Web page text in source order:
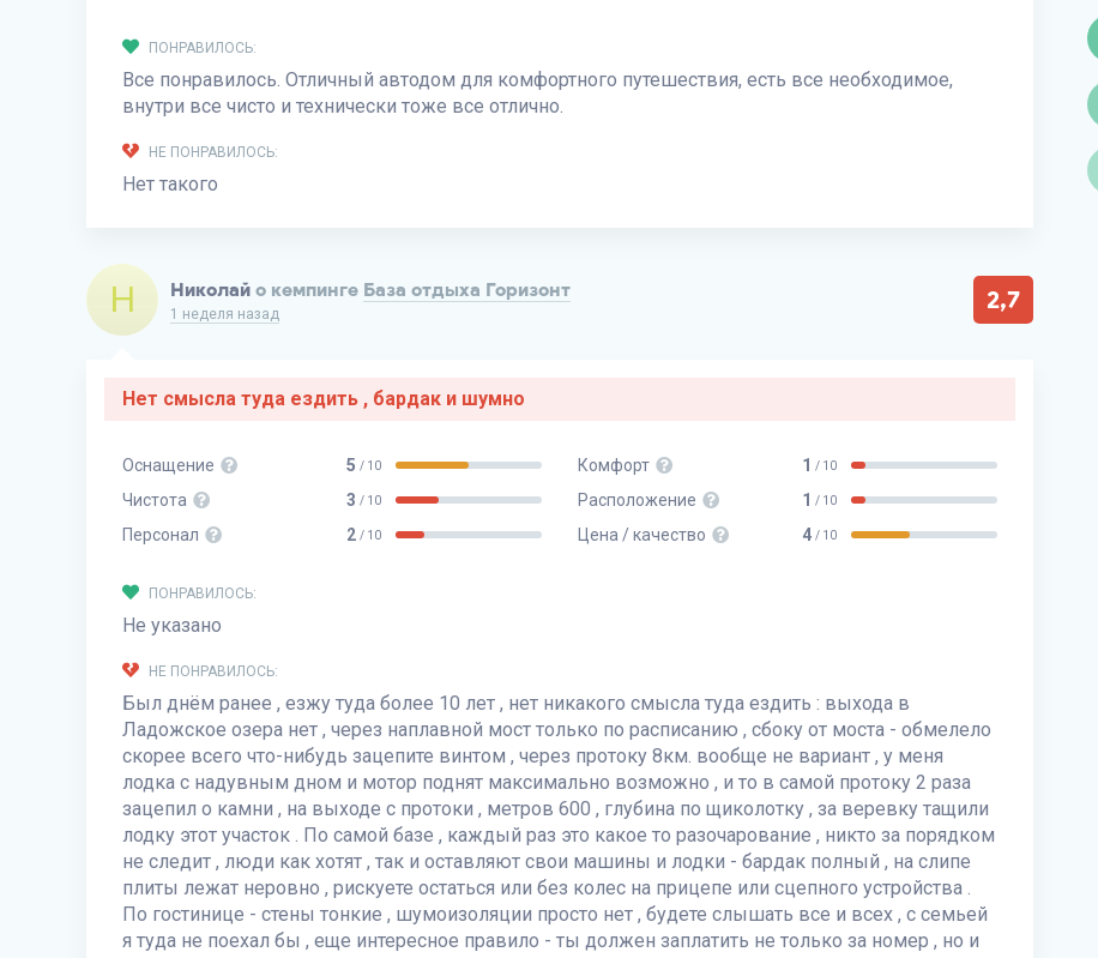
ПОНРАВИЛОСЬ:
Все понравилось. Отличный автодом для комфортного путешествия, есть все необходимое,
внутри все чисто и технически тоже все отлично.
НЕ ПОНРАВИЛОСЬ:
Нет такого
Н Николай о кемпинге База отдыха Горизонт
1 неделя назад 2,7
Нет смысла туда ездить , бардак и шумно
Оснащение 5 / 10 Комфорт 1 / 10
Чистота 3 / 10 Расположение 1 / 10
Персонал 2 / 10 Цена / качество 4 / 10
ПОНРАВИЛОСЬ:
Не указано
НЕ ПОНРАВИЛОСЬ:
Был днём ранее , езжу туда более 10 лет , нет никакого смысла туда ездить : выхода в
Ладожское озера нет , через наплавной мост только по расписанию , сбоку от моста - обмелело
скорее всего что-нибудь зацепите винтом , через протоку 8км. вообще не вариант , у меня
лодка с надувным дном и мотор поднят максимально возможно , и то в самой протоку 2 раза
зацепил о камни , на выходе с протоки , метров 600 , глубина по щиколотку , за веревку тащили
лодку этот участок . По самой базе , каждый раз это какое то разочарование , никто за порядком
не следит , люди как хотят , так и оставляют свои машины и лодки - бардак полный , на слипе
плиты лежат неровно , рискуете остаться или без колес на прицепе или сцепного устройства .
По гостинице - стены тонкие , шумоизоляции просто нет , будете слышать все и всех , с семьей
я туда не поехал бы , еще интересное правило - ты должен заплатить не только за номер , но и